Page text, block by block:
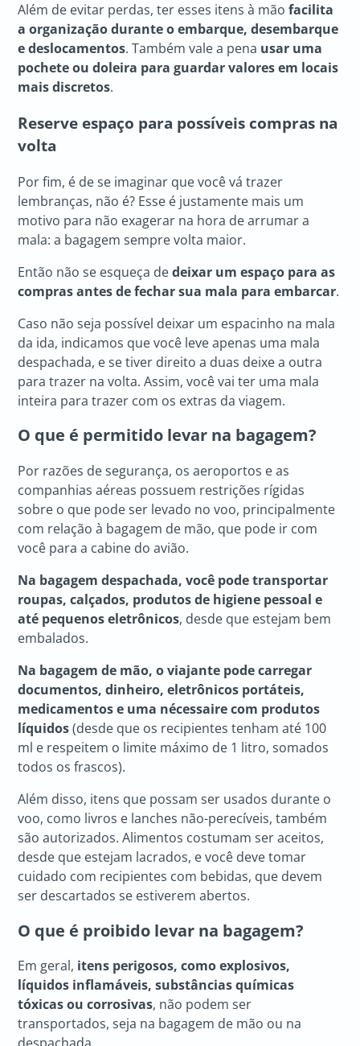
Além de evitar perdas, ter esses itens à mãofacilita
a organização durante o embarque, desembarque
e deslocamentos. Também vale a pena usar uma
pochete ou doleira para guardar valores em locais
mais discretos.
Reserve espaço para possíveis compras na
volta
Por fim, é de se imaginar que você vá trazer
lembranças, não é? Esse é justamente mais um
motivo para não exagerar na hora de arrumar a
mala: a bagagem sempre volta maior.
Então não se esqueça dedeixar um espaço para as
compras antes de fechar sua mala para embarcar.
Caso não seja possível deixar um espacinho na mala
da ida, indicamos que você leve apenas uma mala
despachada, e se tiver direito a duas deixe a outra
para trazer na volta. Assim, você vai ter uma mala
inteira para trazer com os extras da viagem.
O que é permitido levar na bagagem?
Por razões de segurança, os aeroportos e as
companhias aéreas possuem restrições rígidas
sobre o que pode ser levado no voo, principalmente
com relação à bagagem de mão, que pode ir com
você para a cabine do avião.
Na bagagem despachada, você pode transportar
roupas, calçados, produtos de higiene pessoal e
até pequenos eletrônicos, desde que estejam bem
embalados.
Na bagagem de mão, o viajante pode carregar
documentos, dinheiro, eletrônicos portáteis,
medicamentos e uma nécessaire com produtos
líquidos(desde que os recipientes tenham até 100
ml e respeitem o limite máximo de 1 litro, somados
todos os frascos).
Além disso, itens que possam ser usados durante o
voo, como livros e lanches não-perecíveis, também
são autorizados. Alimentos costumam ser aceitos,
desde que estejam lacrados, e você deve tomar
cuidado com recipientes com bebidas, que devem
ser descartados se estiverem abertos.
O que é proibido levar na bagagem?
Em geral, itens perigosos, como explosivos,
líquidos inflamáveis, substâncias químicas
tóxicas ou corrosivas, não podem ser
transportados, seja na bagagem de mão ou na